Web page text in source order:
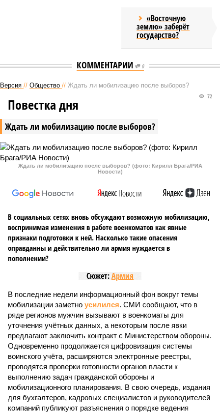
«Восточную
землю» заберёт
государство?
КОММЕНТАРИИ 0
Версия // Общество // Ждать ли мобилизацию после выборов?
Ждать ли мобилизацию после выборов?
72
Повестка дня
Ждать ли мобилизацию после выборов? (фото: Кирилл Брага/РИА
Новости)
В социальных сетях вновь обсуждают возможную мобилизацию,
воспринимая изменения в работе военкоматов как явные
признаки подготовки к ней. Насколько такие опасения
оправданны и действительно ли армия нуждается в
пополнении?
Сюжет:Армия
В последние недели информационный фон вокруг темы
мобилизации заметно усилился. СМИ сообщают, что в
ряде регионов мужчин вызывают в военкоматы для
уточнения учётных данных, а некоторым после явки
предлагают заключить контракт с Министерством обороны.
Одновременно продолжается цифровизация системы
воинского учёта, расширяются электронные реестры,
проводятся проверки готовности органов власти к
выполнению задач гражданской обороны и
мобилизационного планирования. В свою очередь, издания
для бухгалтеров, кадровых специалистов и руководителей
компаний публикуют разъяснения о порядке ведения